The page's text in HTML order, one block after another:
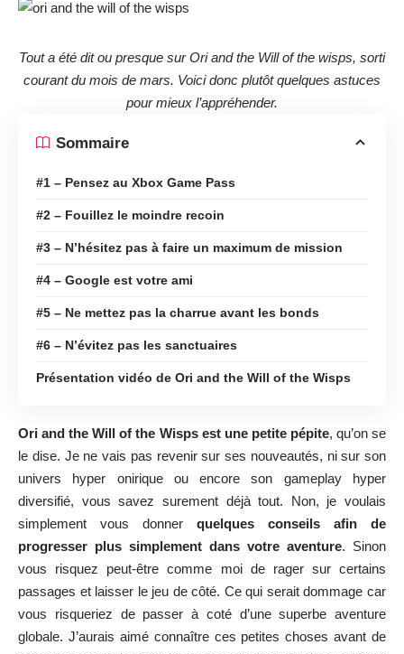
Tout a été dit ou presque sur Ori and the Will of the wisps, sorti
courant du mois de mars. Voici donc plutôt quelques astuces
pour mieux l’appréhender.
Sommaire
#1 – Pensez au Xbox Game Pass
#2 – Fouillez le moindre recoin
#3 – N’hésitez pas à faire un maximum de mission
#4 – Google est votre ami
#5 – Ne mettez pas la charrue avant les bonds
#6 – N’évitez pas les sanctuaires
Présentation vidéo de Ori and the Will of the Wisps
Ori and the Will of the Wisps est une petite pépite, qu’on se
le dise. Je ne vais pas revenir sur ses nouveautés, ni sur son
univers hyper onirique ou encore son gameplay hyper
diversifié, vous savez surement déjà tout. Non, je voulais
simplement vous donner quelques conseils afin de
progresser plus simplement dans votre aventure. Sinon
vous risquez peut-être comme moi de rager sur certains
passages et laisser le jeu de côté. Ce qui serait dommage car
vous risqueriez de passer à coté d’une superbe aventure
globale. J’aurais aimé connaître ces petites choses avant de